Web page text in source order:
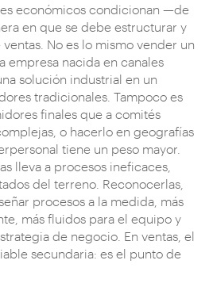
económicos condicionan —de
en que se debe estructurar y
No es lo mismo vender un
empresa nacida en canales
solución industrial en un
tradicionales. Tampoco es
finales que a comités
o hacerlo en geografías
tiene un peso mayor.
lleva a procesos ineficaces,
del terreno. Reconocerlas,
procesos a la medida, más
más fluidos para el equipo y
de negocio. En ventas, el
secundaria: es el punto de